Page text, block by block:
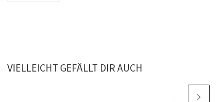
VIELLEICHT GEFÄLLT DIR AUCH